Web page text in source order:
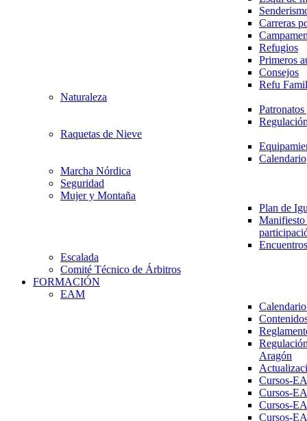
Carreras
Refugios
Primeros
Consejos
Refu
Naturaleza
Raquetas de Nieve
Calendario
Marcha Nórdica
Seguridad
Mujer y Montaña
Plan de
Escalada
Comité Técnico de Árbitros
FORMACIÓN
EAM
Aragón
Cursos-
Cursos-
Cursos-
Cursos-